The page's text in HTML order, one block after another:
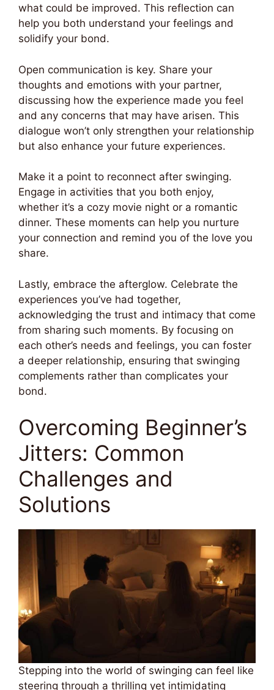
what could be improved. This reflection can
help you both understand your feelings and
solidify your bond.
Open communication is key. Share your
thoughts and emotions with your partner,
discussing how the experience made you feel
and any concerns that may have arisen. This
dialogue won’t only strengthen your relationship
but also enhance your future experiences.
Make it a point to reconnect after swinging.
Engage in activities that you both enjoy,
whether it’s a cozy movie night or a romantic
dinner. These moments can help you nurture
your connection and remind you of the love you
share.
Lastly, embrace the afterglow. Celebrate the
experiences you’ve had together,
acknowledging the trust and intimacy that come
from sharing such moments. By focusing on
each other’s needs and feelings, you can foster
a deeper relationship, ensuring that swinging
complements rather than complicates your
bond.
Overcoming Beginner’s
Jitters: Common
Challenges and
Solutions
Stepping into the world of swinging can feel like
steering through a thrilling yet intimidating